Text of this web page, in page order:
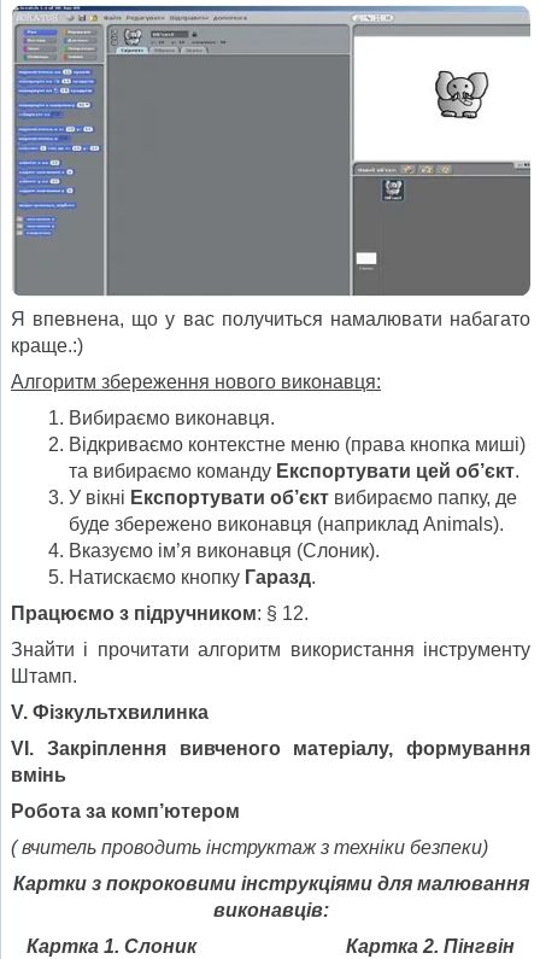
Я впевнена, що у вас получиться намалювати набагато
краще.:)
Алгоритм збереження нового виконавця:
Вибираємо виконавця.
Відкриваємо контекстне меню (права кнопка миші)
та вибираємо команду Експортувати цей об’єкт.
У вікні Експортувати об’єкт вибираємо папку, де
буде збережено виконавця (наприклад Animals).
Вказуємо ім’я виконавця (Слоник).
Натискаємо кнопку Гаразд.
Працюємо з підручником: § 12.
Знайти і прочитати алгоритм використання інструменту
Штамп.
V. Фізкультхвилинка
VІ. Закріплення вивченого матеріалу, формування
вмінь
Робота за комп’ютером
( вчитель проводить інструктаж з техніки безпеки)
Картки з покроковими інструкціями для малювання
виконавців:
Картка 1. Слоник Картка 2. Пінгвін